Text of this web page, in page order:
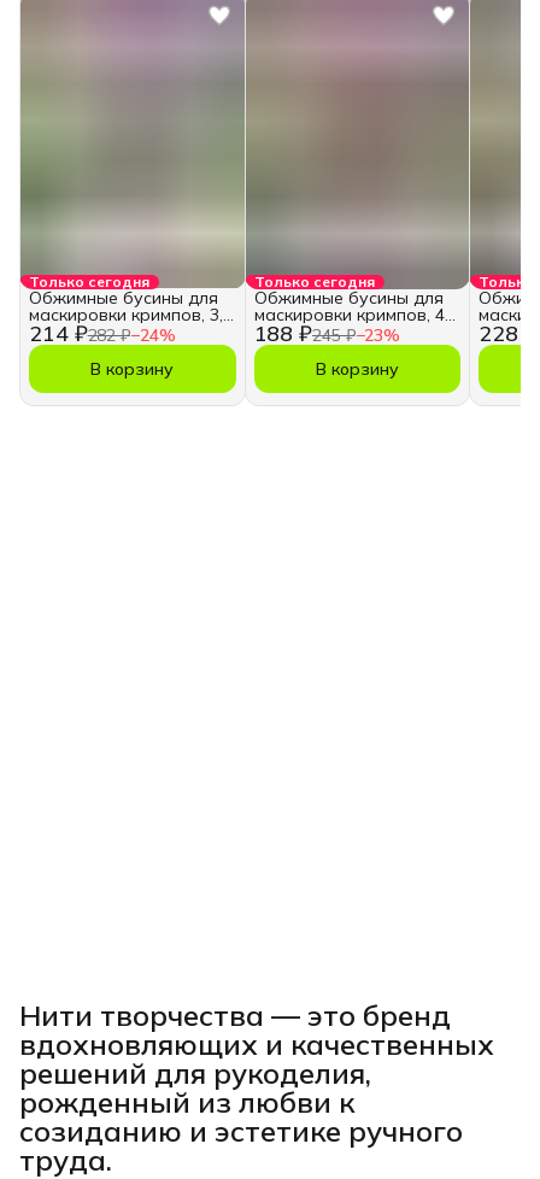
Только сегодня
214 ₽282 ₽−24%
Обжимные бусины для
маскировки кримпов, 3,5
мм.
В корзину
Только сегодня
188 ₽245 ₽−23%
Обжимные бусины для
маскировки кримпов, 4
мм.
В корзину
Только
228 ₽
мм.
Нити творчества — это бренд
вдохновляющих и качественных
решений для рукоделия,
рожденный из любви к
созиданию и эстетике ручного
труда.